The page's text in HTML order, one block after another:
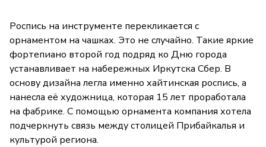
Роспись на инструменте перекликается с
орнаментом на чашках. Это не случайно. Такие яркие
фортепиано второй год подряд ко Дню города
устанавливает на набережных Иркутска Сбер. В
основу дизайна легла именно хайтинская роспись, а
нанесла её художница, которая 15 лет проработала
на фабрике. С помощью орнамента компания хотела
подчеркнуть связь между столицей Прибайкалья и
культурой региона.